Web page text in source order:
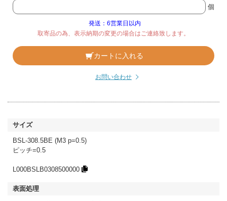
個
発送：6営業日以内
取寄品の為、表示納期の変更の場合はご連絡致します。
カートに入れる
お問い合わせ
BSL-308.5BE (M3 p=0.5)
ピッチ=0.5
L000BSLB0308500000